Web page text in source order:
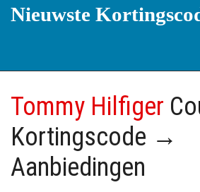
Nieuwste
Tommy Hilfiger
Kortingscode →
Aanbiedingen